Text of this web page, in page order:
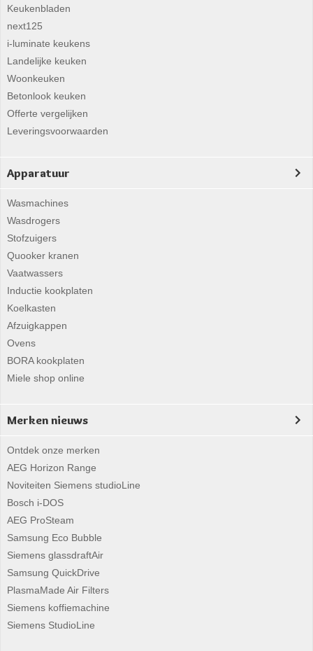
Keukenbladen
next125
i-luminate keukens
Landelijke keuken
Woonkeuken
Betonlook keuken
Offerte vergelijken
Leveringsvoorwaarden
Apparatuur
Wasmachines
Wasdrogers
Stofzuigers
Quooker kranen
Vaatwassers
Inductie kookplaten
Koelkasten
Afzuigkappen
Ovens
BORA kookplaten
Miele shop online
Merken nieuws
Ontdek onze merken
AEG Horizon Range
Noviteiten Siemens studioLine
Bosch i-DOS
AEG ProSteam
Samsung Eco Bubble
Siemens glassdraftAir
Samsung QuickDrive
PlasmaMade Air Filters
Siemens koffiemachine
Siemens StudioLine